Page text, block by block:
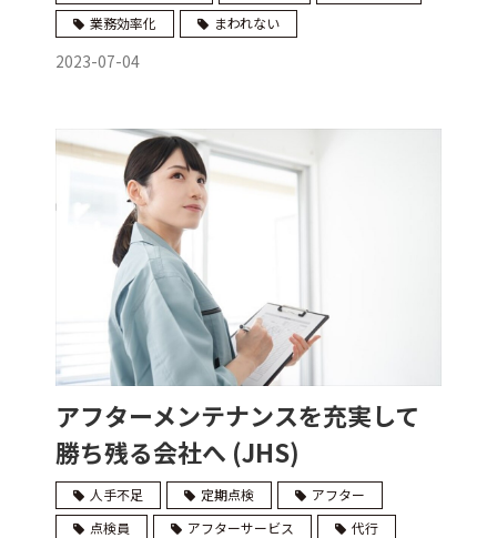
業務効率化 まわれない
2023-07-04
アフターメンテナンスを充実して
勝ち残る会社へ (JHS)
人手不足 定期点検
アフター
点検員
アフターサービス
代行